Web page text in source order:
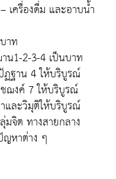
เครื่องดื่ม และอาบน้ำ
าท
น1-2-3-4 เป็นบาท
ฏฐาน 4 ให้บริบูรณ์
ฌงค์ 7 ให้บริบูรณ์
และวิมุติให้บริบูรณ์
มจิต ทางสายกลาง
ญหาต่าง ๆ